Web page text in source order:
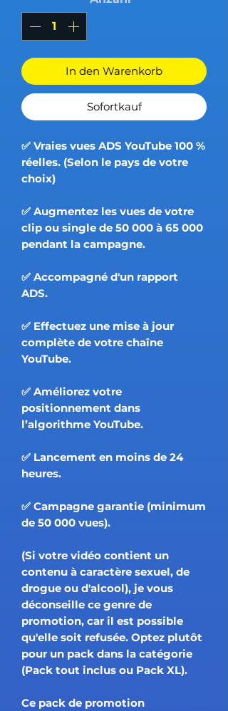
In den Warenkorb
Sofortkauf
✅ Vraies vues ADS YouTube 100 %
réelles. (Selon le pays de votre
choix)
✅ Augmentez les vues de votre
clip ou single de 50 000 à 65 000
pendant la campagne.
✅ Accompagné d'un rapport
ADS.
✅ Effectuez une mise à jour
complète de votre chaîne
YouTube.
✅ Améliorez votre
positionnement dans
l’algorithme YouTube.
✅ Lancement en moins de 24
heures.
✅ Campagne garantie (minimum
de 50 000 vues).
(Si votre vidéo contient un
contenu à caractère sexuel, de
drogue ou d'alcool), je vous
déconseille ce genre de
promotion, car il est possible
qu'elle soit refusée. Optez plutôt
pour un pack dans la catégorie
(Pack tout inclus ou Pack XL).
Ce pack de promotion